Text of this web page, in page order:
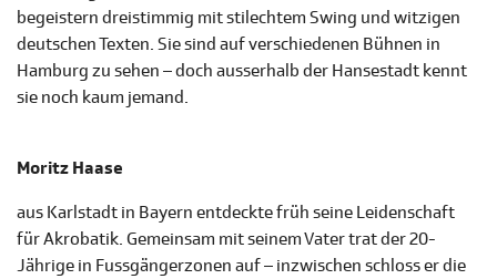
begeistern dreistimmig mit stilechtem Swing und witzigen
deutschen Texten. Sie sind auf verschiedenen Bühnen in
Hamburg zu sehen – doch ausserhalb der Hansestadt kennt
sie noch kaum jemand.
Moritz Haase
aus Karlstadt in Bayern entdeckte früh seine Leidenschaft
für Akrobatik. Gemeinsam mit seinem Vater trat der 20-
Jährige in Fussgängerzonen auf – inzwischen schloss er die